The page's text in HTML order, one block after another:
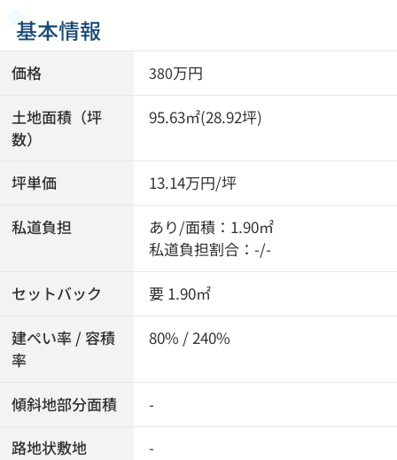
基本情報
価格 380万円
土地面積（坪
数）
95.63㎡(28.92坪)
坪単価 13.14万円/坪
私道負担
あり/面積：1.90㎡
私道負担割合：-/-
セットバック 要 1.90㎡
建ぺい率 / 容積
率
80% / 240%
傾斜地部分面積 -
路地状敷地 -